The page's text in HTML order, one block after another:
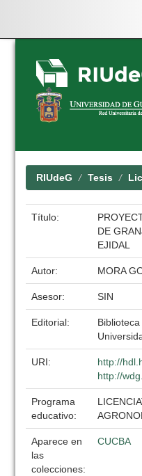
Skip
navigation
RIUdeG Tesis
Título:
DE
EJIDAL
Autor: MORA
Asesor: SIN
Editorial:
URI:
http://
http://
Programa
educativo:
Aparece en
las
colecciones:
CUCBA